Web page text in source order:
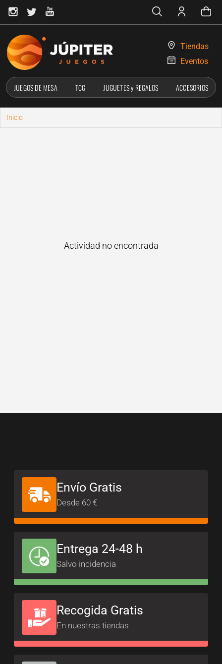
JUEGOS DE MESA TCG JUGUETES y REGALOS ACCESORIOS
Tiendas
Eventos
Inicio
Actividad no encontrada
Envío Gratis
Desde 60 €
Entrega 24-48 h
Salvo incidencia
Recogida Gratis
En nuestras tiendas